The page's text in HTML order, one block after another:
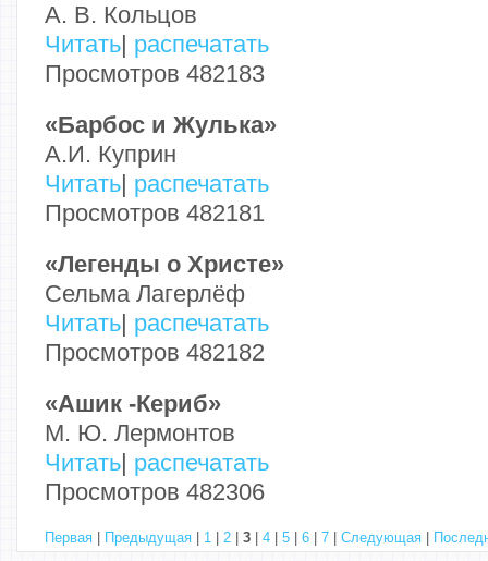
А. В. Кольцов
Читать распечатать
Просмотров 482183
«Барбос и Жулька»
А.И. Куприн
Читать распечатать
Просмотров 482181
«Легенды о Христе»
Сельма Лагерлёф
Читать распечатать
Просмотров 482182
«Ашик -Кериб»
М. Ю. Лермонтов
Читать распечатать
Просмотров 482306
Первая Предыдущая 1 2 3 4 5 6 7 Следующая